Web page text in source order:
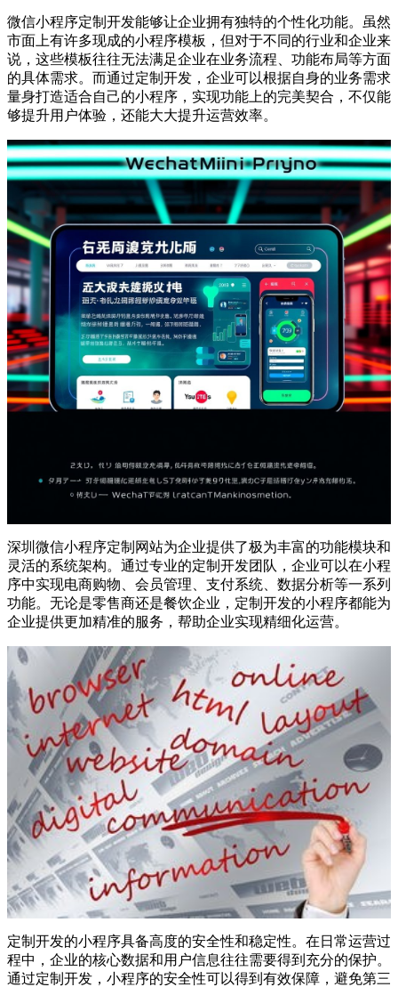
微信小程序定制开发能够让企业拥有独特的个性化功能。虽然
市面上有许多现成的小程序模板，但对于不同的行业和企业来
说，这些模板往往无法满足企业在业务流程、功能布局等方面
的具体需求。而通过定制开发，企业可以根据自身的业务需求
量身打造适合自己的小程序，实现功能上的完美契合，不仅能
够提升用户体验，还能大大提升运营效率。
深圳微信小程序定制网站为企业提供了极为丰富的功能模块和
灵活的系统架构。通过专业的定制开发团队，企业可以在小程
序中实现电商购物、会员管理、支付系统、数据分析等一系列
功能。无论是零售商还是餐饮企业，定制开发的小程序都能为
企业提供更加精准的服务，帮助企业实现精细化运营。
定制开发的小程序具备高度的安全性和稳定性。在日常运营过
程中，企业的核心数据和用户信息往往需要得到充分的保护。
通过定制开发，小程序的安全性可以得到有效保障，避免第三